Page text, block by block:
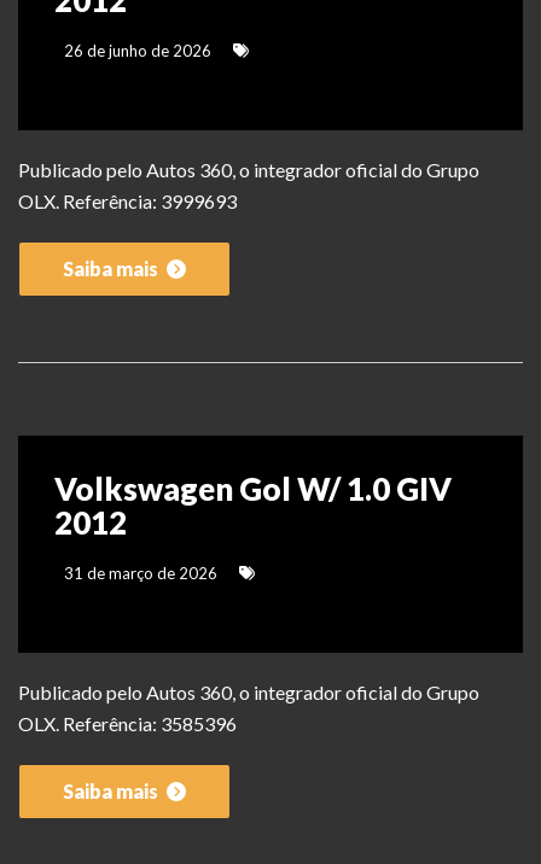
26 de junho de 2026
Publicado pelo Autos 360, o integrador oficial do Grupo
OLX. Referência: 3999693
Saiba mais
Volkswagen Gol W/ 1.0 GIV
2012
31 de março de 2026
Publicado pelo Autos 360, o integrador oficial do Grupo
OLX. Referência: 3585396
Saiba mais